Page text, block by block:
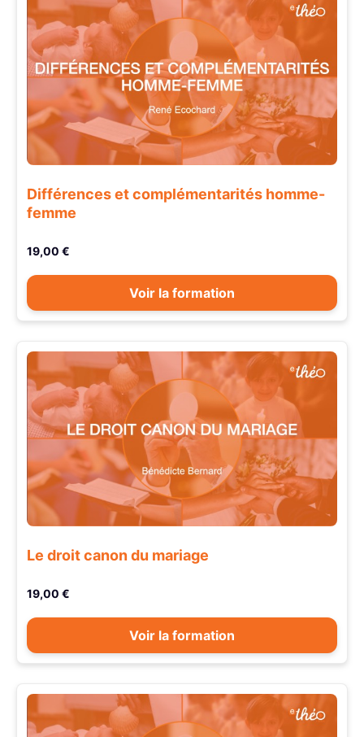
Différences et complémentarités homme-
femme
19,00 €
Voir la formation
Le droit canon du mariage
19,00 €
Voir la formation